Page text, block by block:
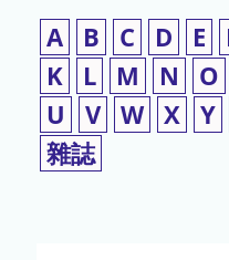
A B C D E
K
L M N O
U
V W X Y
雜誌